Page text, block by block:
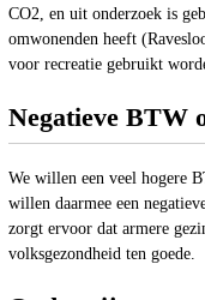
CO2, en uit onderzoek is
omwonenden heeft
voor recreatie gebruikt
Negatieve BTW
We willen een veel hogere
willen daarmee een
zorgt ervoor dat armere
volksgezondheid ten goede.